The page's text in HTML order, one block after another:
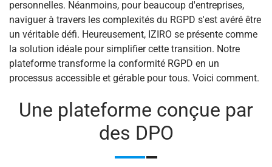
personnelles. Néanmoins, pour beaucoup d'entreprises,
naviguer à travers les complexités du RGPD s'est avéré être
un véritable défi. Heureusement, IZIRO se présente comme
la solution idéale pour simplifier cette transition. Notre
plateforme transforme la conformité RGPD en un
processus accessible et gérable pour tous. Voici comment.
Une plateforme conçue par
des DPO